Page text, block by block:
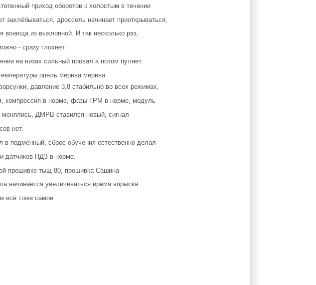
приход оборотов к холостым в течении
захлёбываться, дроссель начинает приоткрываться,
вонища из выхлопной. И так несколько раз,
- сразу глохнет.
на низах сильный провал а потом пуляет.
давление 3,8 стабильно во всех режимах,
компрессия в норме, фазы ГРМ в норме, модуль
менялись, ДМРВ ставился новый, сигнал
нет.
подменный, сброс обучения естественно делал
датчиков ПДЗ в норме.
прошивке тыщ 80, прошивка Сашина
начинается увеличиваться время впрыска
всё тоже самое